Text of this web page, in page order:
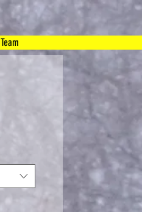
Team